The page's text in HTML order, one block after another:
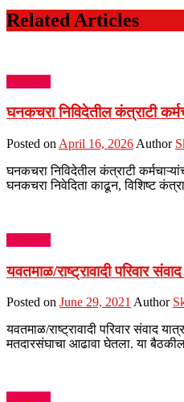
Related Articles
राजकारण
घनकचरा निविदेतील कंत्राटी
Posted on April 16, 2026 Author
घनकचरा निविदेतील कंत्राटी
घनकचरा निवेदिता काढून, विशिष्ट
राजकारण
यवतमाळ/राष्ट्रावादी परिवार
Posted on June 29, 2021 Author
यवतमाळ/राष्ट्रावादी परिवार संवाद
मतदारसंघाचा आढावा घेतला. या
राजकारण